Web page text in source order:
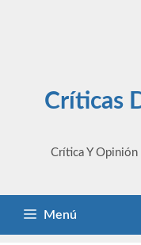
Críticas
Crítica Y Opinión
Menú